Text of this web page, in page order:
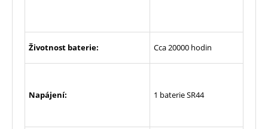
Životnost baterie: Cca 20000 hodin
Napájení: 1 baterie SR44